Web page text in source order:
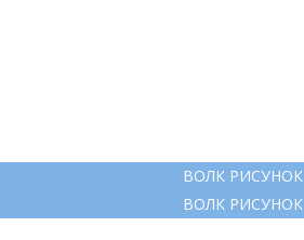
ВОЛК РИСУНОК
ВОЛК РИСУНОК